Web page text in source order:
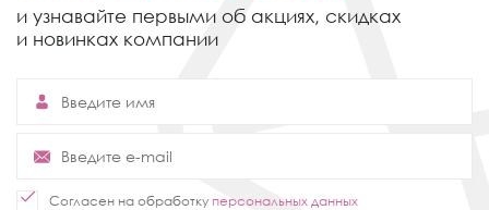
и узнавайте первыми об акциях, скидках
и новинках компании
Согласен на обработку персональных данных